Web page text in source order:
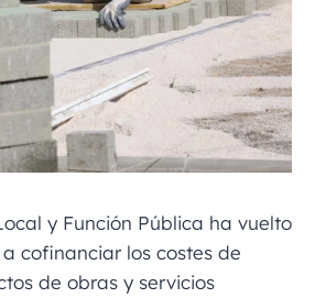
y Función Pública ha vuelto
cofinanciar los costes de
de obras y servicios